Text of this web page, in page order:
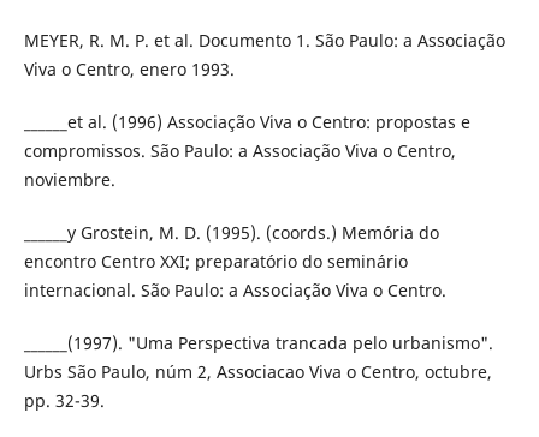
MEYER, R. M. P. et al. Documento 1. São Paulo: a Associação
Viva o Centro, enero 1993.
______et al. (1996) Associação Viva o Centro: propostas e
compromissos. São Paulo: a Associação Viva o Centro,
noviembre.
______y Grostein, M. D. (1995). (coords.) Memória do
encontro Centro XXI; preparatório do seminário
internacional. São Paulo: a Associação Viva o Centro.
______(1997). "Uma Perspectiva trancada pelo urbanismo".
Urbs São Paulo, núm 2, Associacao Viva o Centro, octubre,
pp. 32-39.